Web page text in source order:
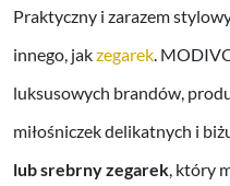
Praktyczny i zarazem
innego, jakzegarek.
luksusowych brandów,
miłośniczek delikatnych i
lub srebrny zegarek, który